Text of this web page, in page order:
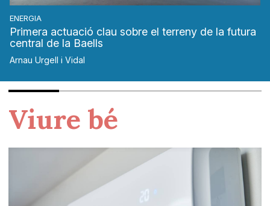
ENERGIA
Primera actuació clau sobre el terreny de la futura
central de la Baells
Arnau Urgell i Vidal
Viure bé